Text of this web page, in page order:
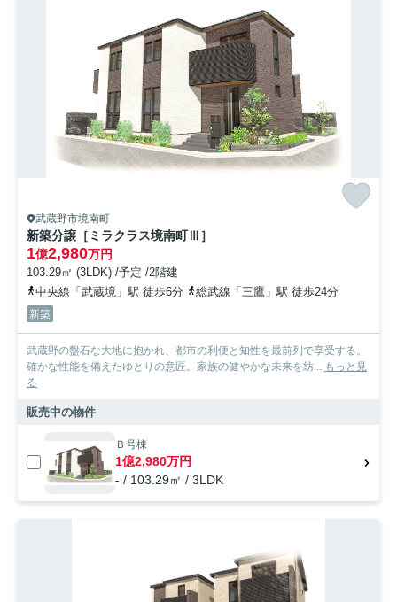
武蔵野市境南町
新築分譲［ミラクラス境南町Ⅲ］
1億2,980万円
103.29㎡ (3LDK) /予定 /2階建
中央線「武蔵境」駅 徒歩6分
総武線「三鷹」駅 徒歩24分
新築
武蔵野の盤石な大地に抱かれ、都市の利便と知性を最前列で享受する。
確かな性能を備えたゆとりの意匠。家族の健やかな未来を紡... もっと見
る
販売中の物件
Ｂ号棟
1億2,980万円
- / 103.29㎡ / 3LDK